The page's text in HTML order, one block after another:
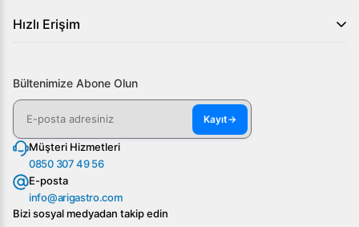
Hızlı Erişim
Bültenimize Abone Olun
Kayıt→
Müşteri Hizmetleri
0850 307 49 56
E-posta
info@arigastro.com
Bizi sosyal medyadan takip edin